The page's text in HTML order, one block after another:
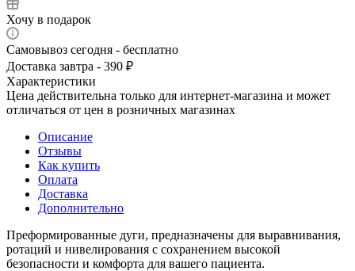
Хочу в подарок
Самовывоз сегодня - бесплатно
Доставка завтра - 390 ₽
Характеристики
Цена действительна только для интернет-магазина и может
отличаться от цен в розничных магазинах
Описание
Отзывы
Как купить
Оплата
Доставка
Дополнительно
Преформированные дуги, предназначены для выравнивания,
ротаций и нивелирования с сохранением высокой
безопасности и комфорта для вашего пациента.